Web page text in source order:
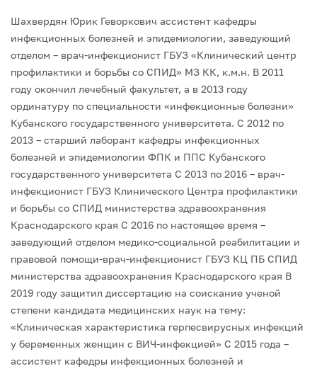
Шахвердян Юрик Геворкович ассистент кафедры
инфекционных болезней и эпидемиологии, заведующий
отделом – врач-инфекционист ГБУЗ «Клинический центр
профилактики и борьбы со СПИД» МЗ КК, к.м.н. В 2011
году окончил лечебный факультет, а в 2013 году
ординатуру по специальности «инфекционные болезни»
Кубанского государственного университета. С 2012 по
2013 – старший лаборант кафедры инфекционных
болезней и эпидемиологии ФПК и ППС Кубанского
государственного университета С 2013 по 2016 – врач-
инфекционист ГБУЗ Клинического Центра профилактики
и борьбы со СПИД министерства здравоохранения
Краснодарского края С 2016 по настоящее время –
заведующий отделом медико-социальной реабилитации и
правовой помощи-врач-инфекционист ГБУЗ КЦ ПБ СПИД
министерства здравоохранения Краснодарского края В
2019 году защитил диссертацию на соискание ученой
степени кандидата медицинских наук на тему:
«Клиническая характеристика герпесвирусных инфекций
у беременных женщин с ВИЧ-инфекцией» С 2015 года –
ассистент кафедры инфекционных болезней и